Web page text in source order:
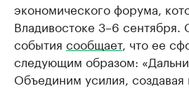
экономического форума,
Владивостоке 3–6
события сообщает, что ее
следующим образом:
Объединим усилия, создавая